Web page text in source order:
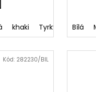
khaki TyrkysováBílá
Kód: 282230/BIL